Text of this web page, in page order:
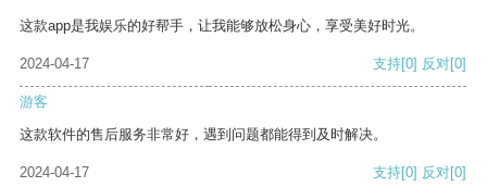
这款app是我娱乐的好帮手，让我能够放松身心，享受美好时光。
2024-04-17 支持[0] 反对[0]
游客
这款软件的售后服务非常好，遇到问题都能得到及时解决。
2024-04-17 支持[0] 反对[0]